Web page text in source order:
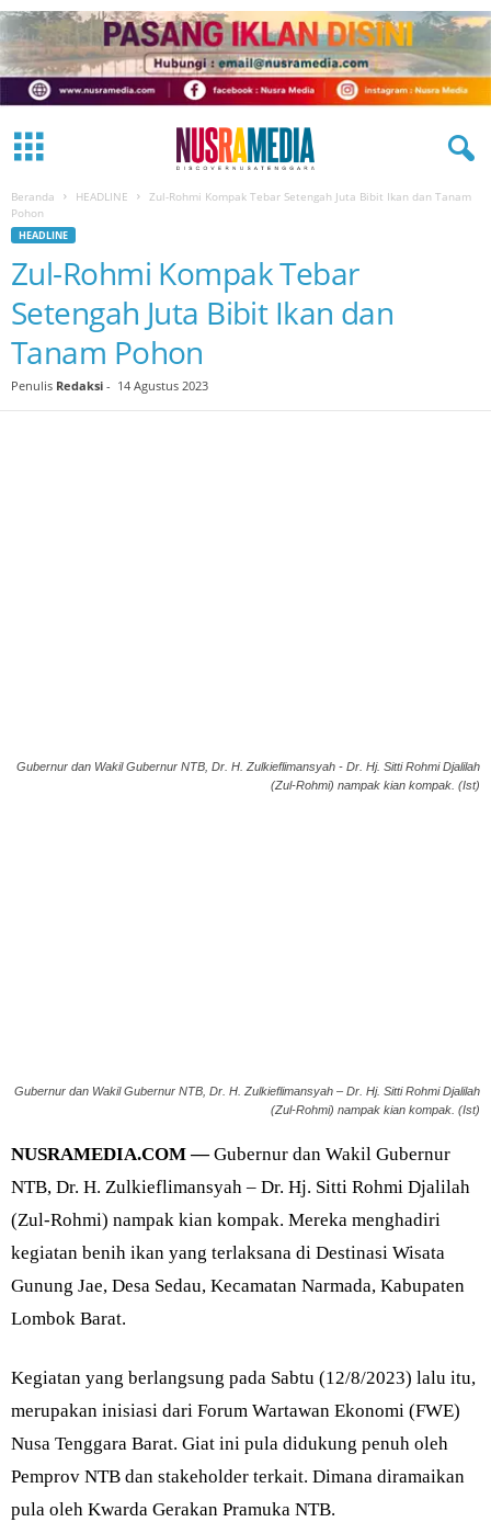
Beranda HEADLINE
Zul-Rohmi Kompak Tebar Setengah Juta Bibit Ikan dan Tanam
Pohon
HEADLINE
Zul-Rohmi Kompak Tebar
Setengah Juta Bibit Ikan dan
Tanam Pohon
Penulis Redaksi - 14 Agustus 2023
Gubernur dan Wakil Gubernur NTB, Dr. H. Zulkieflimansyah - Dr. Hj. Sitti Rohmi Djalilah
(Zul-Rohmi) nampak kian kompak. (Ist)
Gubernur dan Wakil Gubernur NTB, Dr. H. Zulkieflimansyah – Dr. Hj. Sitti Rohmi Djalilah
(Zul-Rohmi) nampak kian kompak. (Ist)
NUSRAMEDIA.COM —Gubernur dan Wakil Gubernur
NTB, Dr. H. Zulkieflimansyah – Dr. Hj. Sitti Rohmi Djalilah
(Zul-Rohmi) nampak kian kompak. Mereka menghadiri
kegiatan benih ikan yang terlaksana di Destinasi Wisata
Gunung Jae, Desa Sedau, Kecamatan Narmada, Kabupaten
Lombok Barat.
Kegiatan yang berlangsung pada Sabtu (12/8/2023) lalu itu,
merupakan inisiasi dari Forum Wartawan Ekonomi (FWE)
Nusa Tenggara Barat. Giat ini pula didukung penuh oleh
Pemprov NTB dan stakeholder terkait. Dimana diramaikan
pula oleh Kwarda Gerakan Pramuka NTB.